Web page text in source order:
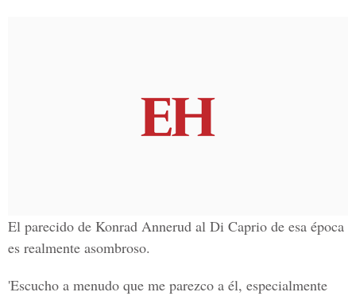
El parecido de Konrad Annerud al Di Caprio de esa época
es realmente asombroso.
'Escucho a menudo que me parezco a él, especialmente